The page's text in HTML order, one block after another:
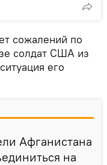
сожалений по
солдат США из
его
Афганистана
на